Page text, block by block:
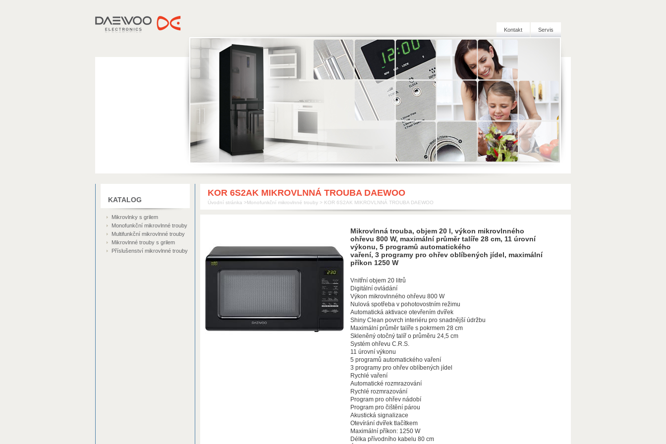
DAEWOO Kontakt Servis
KATALOG
Mikrovlnky s grilem
Monofunkční mikrovlnné trouby
Multifunkční mikrovlnné trouby
Mikrovlnné trouby s grilem
Příslušenství mikrovlnné trouby
KOR 6S2AK MIKROVLNNÁ TROUBA DAEWOO
Úvodní stránka >Monofunkční mikrovlnné trouby > KOR 6S2AK MIKROVLNNÁ TROUBA DAEWOO
Mikrovlnná trouba, objem 20 l, výkon mikrovlnného
ohřevu 800 W, maximální průměr talíře 28 cm, 11 úrovní
výkonu, 5 programů automatického
vaření, 3 programy pro ohřev oblíbených jídel, maximální
příkon 1250 W
Vnitřní objem 20 litrů
Digitální ovládání
Výkon mikrovlnného ohřevu 800 W
Nulová spotřeba v pohotovostním režimu
Automatická aktivace otevřením dvířek
Shiny Clean povrch interiéru pro snadnější údržbu
Maximální průměr talíře s pokrmem 28 cm
Skleněný otočný talíř o průměru 24,5 cm
Systém ohřevu C.R.S.
11 úrovní výkonu
5 programů automatického vaření
3 programy pro ohřev oblíbených jídel
Rychlé vaření
Automatické rozmrazování
Rychlé rozmrazování
Program pro ohřev nádobí
Program pro čištění párou
Akustická signalizace
Otevírání dvířek tlačítkem
Maximální příkon: 1250 W
Délka přívodního kabelu 80 cm